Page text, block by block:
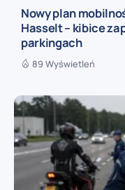
Nowy plan
Hasselt – kibice
parkingach
89 Wyświetleń